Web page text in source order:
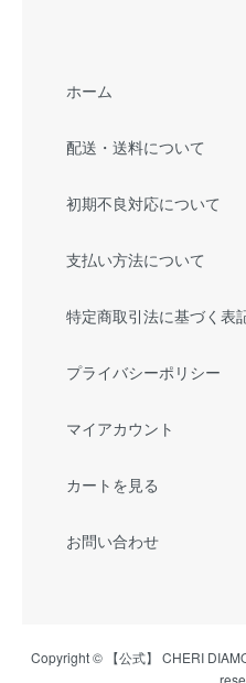
ホーム
配送・送料について
初期不良対応について
支払い方法について
特定商取引法に基づく表
プライバシーポリシー
マイアカウント
カートを見る
お問い合わせ
Copyright © 【公式】 CHERI